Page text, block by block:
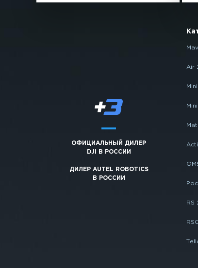
ОФИЦИАЛЬНЫЙ ДИЛЕР
DJI В РОССИИ
ДИЛЕР AUTEL ROBOTICS
В РОССИИ
Air
RS